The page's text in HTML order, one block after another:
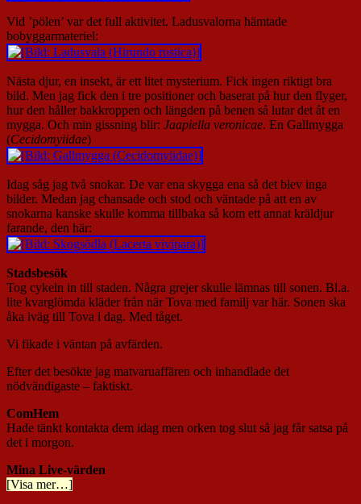
Vid ’pölen’ var det full aktivitet. Ladusvalorna hämtade
bobyggarmateriel:
Nästa djur, en insekt, är ett litet mysterium. Fick ingen riktigt bra
bild. Men jag fick den i tre positioner och baserat på hur den flyger,
hur den håller bakkroppen och längden på benen så lutar det åt en
mygga. Och min gissning blir: Jaapiella veronicae. En Gallmygga
(Cecidomyiidae)
Idag såg jag två snokar. De var ena skygga ena så det blev inga
bilder. Medan jag chansade och stod och väntade på att en av
snokarna kanske skulle komma tillbaka så kom ett annat kräldjur
farande, den här:
Stadsbesök
Tog cykeln in till staden. Några grejer skulle lämnas till sonen. Bl.a.
lite kvarglömda kläder från när Tova med familj var här. Sonen ska
åka iväg till Tova i dag. Med tåget.
Vi fikade i väntan på avfärden.
Efter det besökte jag matvaruaffären och inhandlade det
nödvändigaste – faktiskt.
ComHem
Hade tänkt kontakta dem idag men orken tog slut så jag får satsa på
det i morgon.
Mina Live-värden
[Visa mer…]